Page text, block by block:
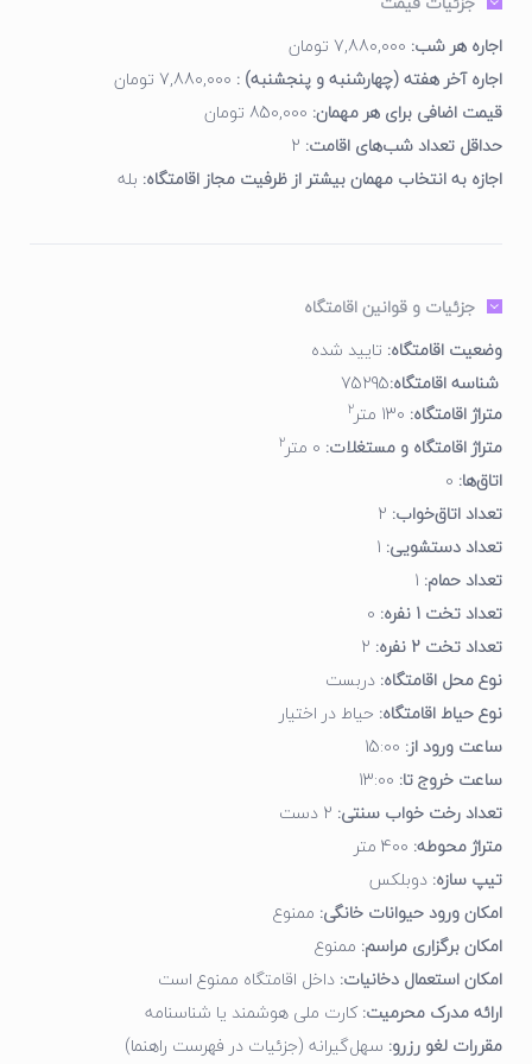
فضای پذیرایی شیک و راحت
اتاق خواب دنج با سرویس خواب مناسب
حمام و سرویس بهداشتی تمیز و استاندارد
امکانات بیرونی:
حیاط اختصاصی با چشم‌انداز شالیزار
امکانات
چشم‌انداز جنگل و کوه
جکوزی چهار نفره
آشپزخانه مجهز
طراحی سوئیسی خاص
دسترسی مناسب به جاذبه‌ها
چرا این کلبه یکی از بهترین گزینه‌های اجاره در
ماسال است؟
موقعیت مکانی خاص در دل طبیعت
طراحی لوکس و متفاوت
امکانات کامل رفاهی
فضای مناسب برای سفرهای دونفره یا خانوادگی
میزبان مسئولیت‌پذیر و خوش‌برخورد
این ترکیب باعث شده این اقامتگاه یکی از خاص‌ترین گزینه‌های اجاره
کلبه در ماسال باشد.
سوالات متداول
1. این کلبه برای چند نفر مناسب است؟
این اقامتگاه با توجه به فضای داخلی و امکانات موجود، گزینه‌ای عالی
برای خانواده‌های 4 تا 6 نفره است.
اجاره هر شب:
اجاره آخر هفته (چهارشنبه و پنجشنبه) :
قیمت اضافی برای هر مهمان:
حداقل تعداد شب‌های اقامت:
اجازه به انتخاب مهمان بیشتر از ظرفیت مجاز اقامتگاه: بله
جزئیات و قوانین اقامتگاه
وضعیت اقامتگاه: تایید شده
شناسه اقامتگاه:75295
متراژ اقامتگاه:
2
متراژ اقامتگاه و مستغلات: 2
اتاق‌ها:
تعداد اتاق‌خواب:
تعداد دستشویی:
تعداد حمام:
تعداد تخت 1 نفره:
تعداد تخت 2 نفره:
نوع محل اقامتگاه: دربست
نوع حیاط اقامتگاه: حیاط در اختیار
ساعت ورود از:
ساعت خروج تا:
تعداد رخت خواب سنتی:
متراژ محوطه:
تیپ سازه: دوبلکس
امکان ورود حیوانات خانگی: ممنوع
امکان برگزاری مراسم: ممنوع
امکان استعمال دخانیات: داخل اقامتگاه ممنوع است
ارائه مدرک محرمیت:کارت ملی هوشمند یا شناسنامه
مقررات لغو رزرو: سهل‌گیرانه (جزئیات در فهرست راهنما)